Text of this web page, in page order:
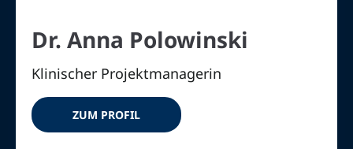
Dr. Anna Polowinski
Klinischer Projektmanagerin
ZUM PROFIL